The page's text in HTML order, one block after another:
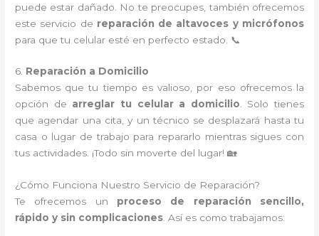
puede estar dañado. No te preocupes, también ofrecemos
este servicio de reparación de altavoces y micrófonos
para que tu celular esté en perfecto estado. 📞
6. Reparación a Domicilio
Sabemos que tu tiempo es valioso, por eso ofrecemos la
opción de arreglar tu celular a domicilio. Solo tienes
que agendar una cita, y un técnico se desplazará hasta tu
casa o lugar de trabajo para repararlo mientras sigues con
tus actividades. ¡Todo sin moverte del lugar! 🏡
¿Cómo Funciona Nuestro Servicio de Reparación?
Te ofrecemos un proceso de reparación sencillo,
rápido y sin complicaciones. Así es como trabajamos: